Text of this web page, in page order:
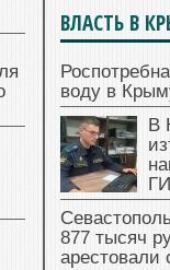
ВЛАСТЬ В
воду в
В
877 тысяч
арестовали